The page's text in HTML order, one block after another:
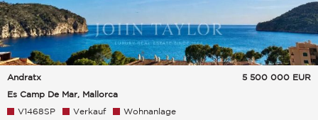
Andratx
Es Camp De Mar, Mallorca
5 500 000 EUR
V1468SP Verkauf Wohnanlage